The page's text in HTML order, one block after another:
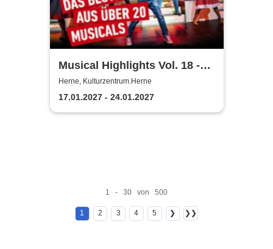
Musical Highlights Vol. 18 -
Das Beste aus Musical und
Film
Herne, Kulturzentrum.Herne
17.01.2027 - 24.01.2027
1 - 30 von 500
1 2 3 4 5 ❯ ❯❯